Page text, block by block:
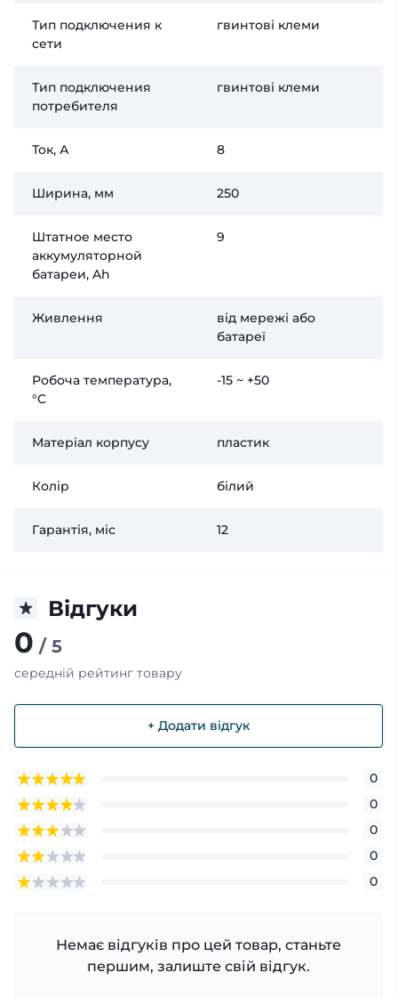
Тип подключения к
сети
гвинтові клеми
Тип подключения
потребителя
гвинтові клеми
Ток, А 8
Ширина, мм 250
Штатное место
аккумуляторной
батареи, Ah
9
Живлення
від мережі або
батареї
Робоча температура,
°C
-15 ~ +50
Матеріал корпусу пластик
Колір білий
Гарантія, міс 12
Відгуки
0 / 5
середній рейтинг товару
+ Додати відгук
0
0
0
0
0
Немає відгуків про цей товар, станьте
першим, залиште свій відгук.